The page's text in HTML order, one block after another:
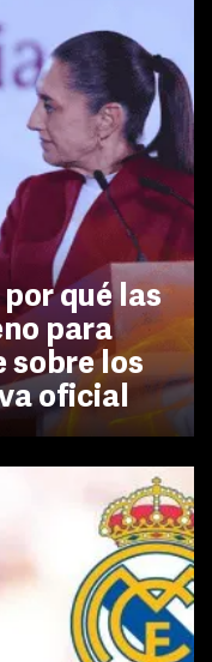
qué las
para
sobre los
oficial